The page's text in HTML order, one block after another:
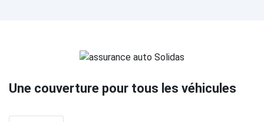
Une couverture pour tous les véhicules